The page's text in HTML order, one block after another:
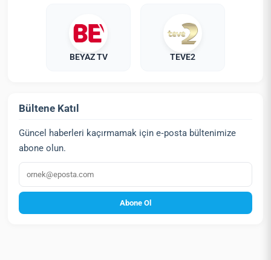
BEYAZ TV TEVE2
Bültene Katıl
Güncel haberleri kaçırmamak için e‑posta bültenimize
abone olun.
E‑posta
Abone Ol